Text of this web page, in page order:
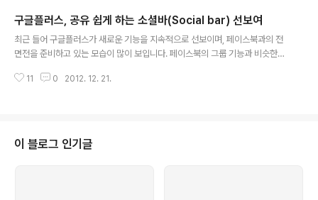
셜게임이라는 새로운 장르가 탄생했고.. '징가'라는 슈퍼스타를 탄생시키는 계
기가 되었습니다. 내친 김에 페이스북은 페이스북 외부에 있는 웹사이트에서도
페이스북을 이용할 수 있도록 '페이스북 커넥트'라는걸 선보였고, 이후 '좋아
구글플러스, 공유 쉽게 하는 소셜바(Social bar) 선보여
최근 들어 구글플러스가 새로운 기능을 지속적으로 선보이며, 페이스북과의 전
면전을 준비하고 있는 모습이 많이 보입니다. 페이스북의 그룹 기능과 비슷한
트를 하기도 했는데.. 모바일앱도 많은 변화가 생겼습니다. 저는 지메일, 구글리
스 스트림에서 활동하는 사람은 1억3천5백만명이지만.. 지메일, 유튜브 등에서
구글플러스를 이용하는 사람 수가 1억명이나 된다는 이야기입니다. 웹사이트에
11 0 2012. 12. 21.
이 블로그 인기글